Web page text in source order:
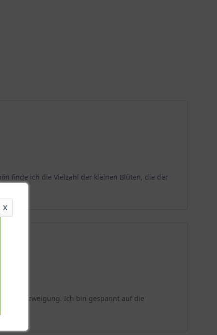
finde ich die Vielzahl der kleinen Blüten, die der
Verzweigung. Ich bin gespannt auf die
X